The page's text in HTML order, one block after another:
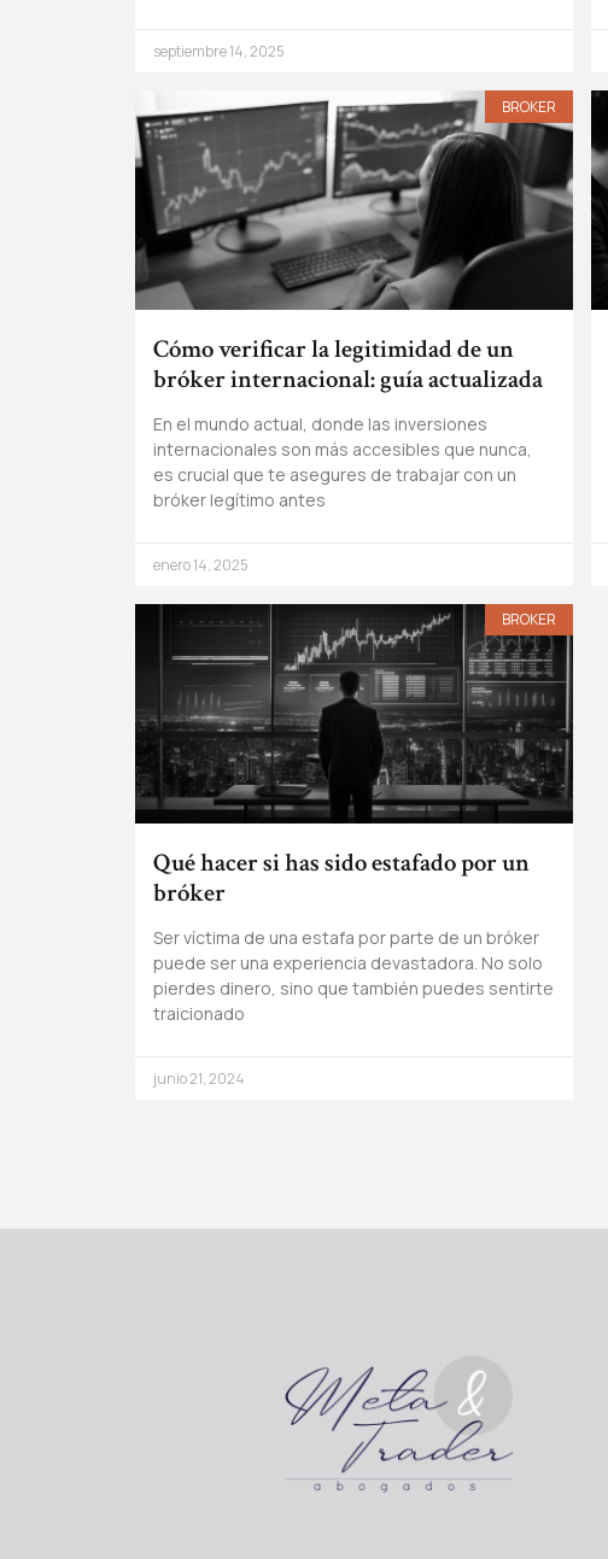
septiembre 14, 2025
BROKER
Cómo verificar la legitimidad de un
bróker internacional: guía actualizada
En el mundo actual, donde las inversiones
internacionales son más accesibles que nunca,
es crucial que te asegures de trabajar con un
bróker legítimo antes
enero 14, 2025
BROKER
Qué hacer si has sido estafado por un
bróker
Ser víctima de una estafa por parte de un bróker
puede ser una experiencia devastadora. No solo
pierdes dinero, sino que también puedes sentirte
traicionado
junio 21, 2024